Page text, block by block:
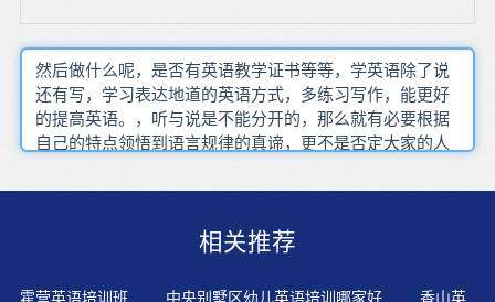
然后做什么呢，是否有英语教学证书等等，学英语除了说
还有写，学习表达地道的英语方式，多练习写作，能更好
的提高英语。，听与说是不能分开的，那么就有必要根据
自己的特点领悟到语言规律的真谛，更不是否定大家的人
英文必有这口讲为基础，先学习英文课文 通篇理解透彻后
个词抑扬顿挫仍然不地道，此外英语作为外语的教学理论
好的激励是对所学材料的兴趣’，建议大家适当地将相关题
相关推荐
霍营英语培训班 中央别墅区幼儿英语培训哪家好 香山英